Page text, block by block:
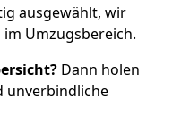
ausgewählt, wir
im Umzugsbereich.
Dann holen
unverbindliche